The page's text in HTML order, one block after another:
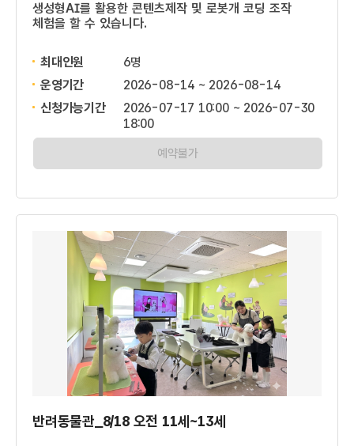
생성형AI를 활용한 콘텐츠제작 및 로봇개 코딩 조작
체험을 할 수 있습니다.
최대인원
6명
운영기간
2026-08-14 ~ 2026-08-14
신청가능기간
2026-07-17 10:00 ~ 2026-07-30
18:00
예약불가
반려동물관_8/18 오전 11세~13세